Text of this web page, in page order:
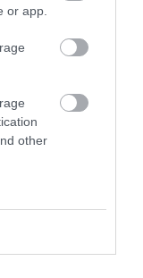
or app.
other
kóstolgass
világát!